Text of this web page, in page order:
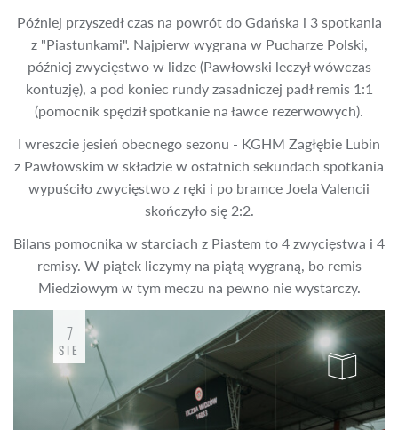
Później przyszedł czas na powrót do Gdańska i 3 spotkania
z "Piastunkami". Najpierw wygrana w Pucharze Polski,
później zwycięstwo w lidze (Pawłowski leczył wówczas
kontuzję), a pod koniec rundy zasadniczej padł remis 1:1
(pomocnik spędził spotkanie na ławce rezerwowych).
I wreszcie jesień obecnego sezonu - KGHM Zagłębie Lubin
z Pawłowskim w składzie w ostatnich sekundach spotkania
wypuściło zwycięstwo z ręki i po bramce Joela Valencii
skończyło się 2:2.
Bilans pomocnika w starciach z Piastem to 4 zwycięstwa i 4
remisy. W piątek liczymy na piątą wygraną, bo remis
Miedziowym w tym meczu na pewno nie wystarczy.
7
SIE